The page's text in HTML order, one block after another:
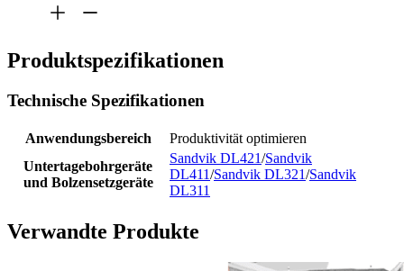
Produktspezifikationen
Technische Spezifikationen
Anwendungsbereich
Produktivität optimieren
Untertagebohrgeräte
und Bolzensetzgeräte
Sandvik DL421/Sandvik
DL411/Sandvik DL321/Sandvik
DL311
Verwandte Produkte